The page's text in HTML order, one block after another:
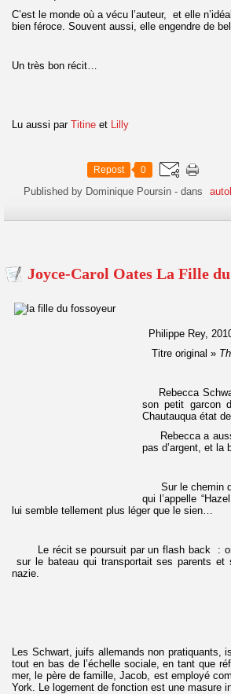
C’est le monde où a vécu l’auteur, et elle
bien féroce. Souvent aussi, elle engendre de
Un très bon récit…
Lu aussi par Titine et Lilly
Repost 0
Published by Dominique Poursin -dans
Joyce-Carol Oates La Fille
Philippe Rey,
Titre original »
Rebecca
son petit garcon
Chautauqua état
Rebecca a
pas d’argent, et la
Sur le chemin
qui l’appelle
lui semble tellement plus léger que le sien…
Le récit se poursuit par un flash back : on
sur le bateau qui transportait ses parents et
nazie.
Les Schwart, juifs allemands non
tout en bas de l’échelle sociale, en tant que
mer, le père de famille, Jacob, est employé
York. Le logement de fonction est une masure